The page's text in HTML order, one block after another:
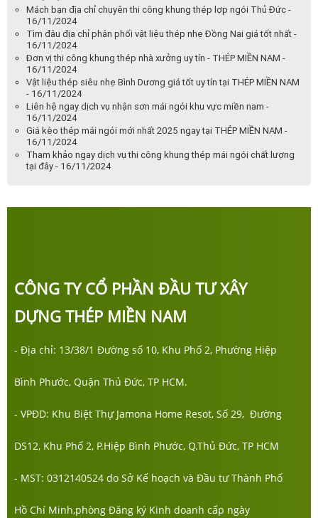
Mách bạn địa chỉ chuyên thi công khung thép lợp ngói Thủ Đức -
16/11/2024
Tìm đâu địa chỉ phân phối vật liệu thép nhẹ Đồng Nai giá tốt nhất -
16/11/2024
Đơn vị thi công khung thép nhà xưởng uy tín - THÉP MIỀN NAM -
16/11/2024
Vật liệu thép siêu nhẹ Bình Dương giá tốt uy tín tại THÉP MIỀN NAM
- 16/11/2024
Liên hệ ngay dịch vụ nhận sơn mái ngói khu vực miền nam -
16/11/2024
Giá kèo thép mái ngói mới nhất 2025 ngay tại THÉP MIỀN NAM -
16/11/2024
Tham khảo ngay dịch vụ thi công khung thép mái ngói chất lượng
tại đây - 16/11/2024
CÔNG TY CỔ PHẦN ĐẦU TƯ XÂY
DỰNG THÉP MIỀN NAM
- Địa chỉ: 13/38/1 Đường số 10, Khu Phố 2, Phường Hiệp
Bình Phước, Quận Thủ Đức, TP HCM.
- VPĐD: Khu Biệt Thự Jamona Home Resot, Số 29, Đường
DS12, Khu Phố 2, P.Hiệp Bình Phước, Q.Thủ Đức, TP HCM
- MST: 0312140524 do Sở Kế hoạch và Đầu tư Thành Phố
Hồ Chí Minh,phòng Đăng ký Kinh doanh cấp ngày